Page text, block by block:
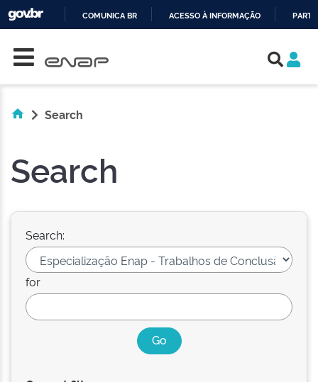
COMUNICA BR ACESSO À INFORMAÇÃO
Search
Search
Search:
for